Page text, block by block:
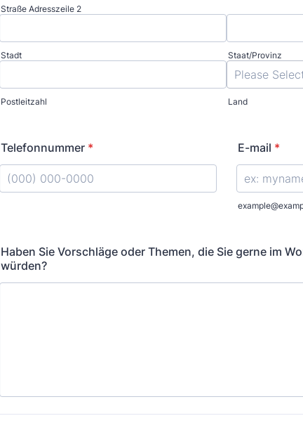
Straße Adresszeile 2
Stadt Staat/Provinz
Postleitzahl Land
Telefonnummer * E-mail *
Haben Sie Vorschläge oder Themen, die Sie gerne im
würden?